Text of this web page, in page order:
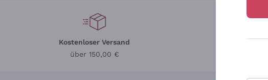
Kostenloser Versand
über 150,00 €